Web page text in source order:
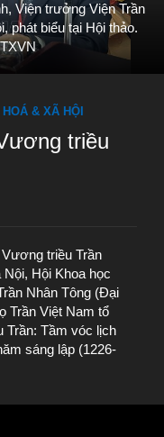
Viện trưởng Viện Trần
phát biểu tại Hội thảo.
& XÃ HỘI
triều
triều Trần
Nội, Hội Khoa học
Nhân Tông (Đại
Trần Việt Nam tổ
Trần: Tầm vóc lịch
sáng lập (1226-